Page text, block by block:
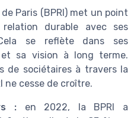
Paris (BPRI) met un point
durable avec ses
se reflète dans ses
sa vision à long terme.
de sociétaires à travers la
ne cesse de croître.
:en 2022, la BPRI a